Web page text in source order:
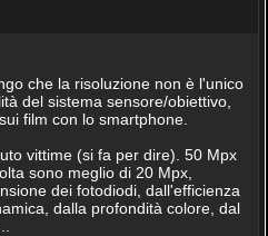
che la risoluzione non è l'unico
del sistema sensore/obiettivo,
film con lo smartphone.
vittime (si fa per dire). 50 Mpx
sono meglio di 20 Mpx,
dei fotodiodi, dall'efficienza
dalla profondità colore, dal